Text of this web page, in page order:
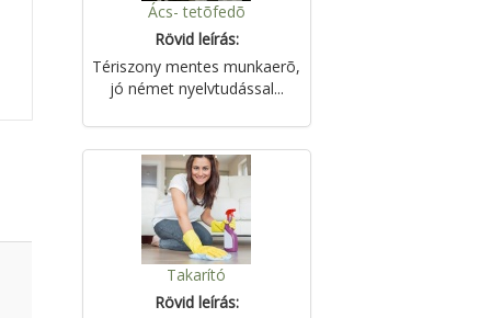
Ács- tetõfedõ
Rövid leírás:
Tériszony mentes munkaerõ,
jó német nyelvtudással...
Takarító
Rövid leírás: